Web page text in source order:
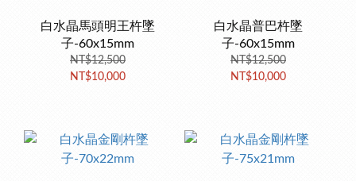
白水晶馬頭明王杵墜
子-60x15mm
NT$12,500
NT$10,000
白水晶普巴杵墜
子-60x15mm
NT$12,500
NT$10,000